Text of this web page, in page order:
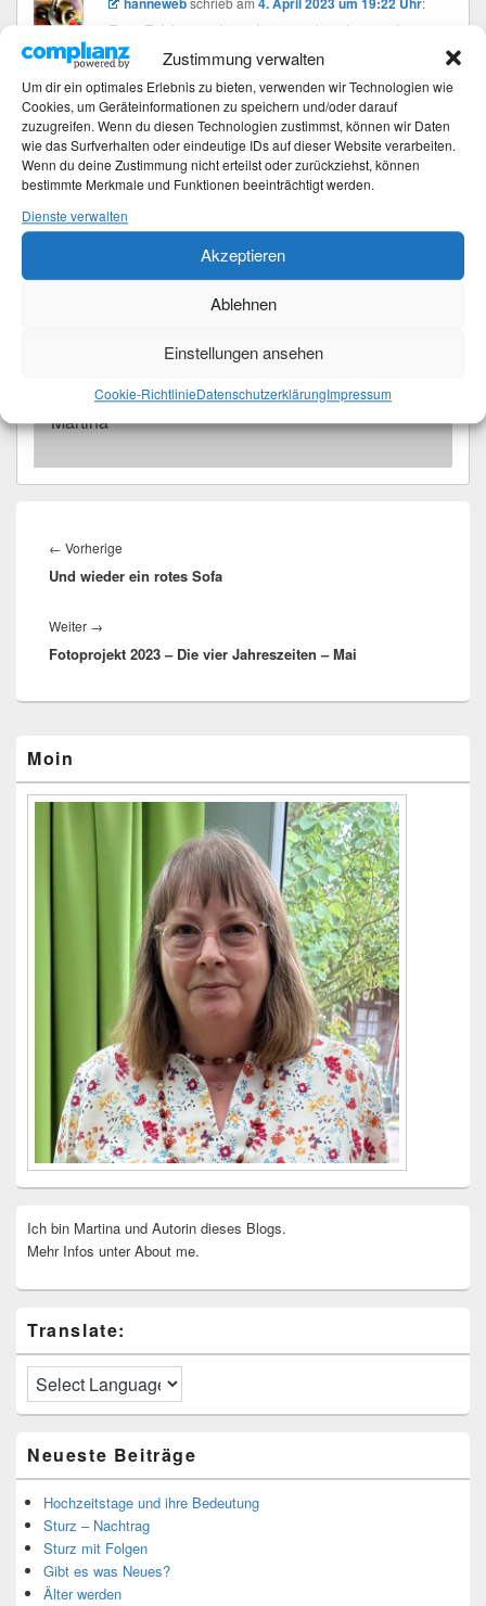
Zustimmung verwalten
Um dir ein optimales Erlebnis zu bieten, verwenden wir Technologien wie
Cookies, um Geräteinformationen zu speichern und/oder darauf
zuzugreifen. Wenn du diesen Technologien zustimmst, können wir Daten
wie das Surfverhalten oder eindeutige IDs auf dieser Website verarbeiten.
Wenn du deine Zustimmung nicht erteilst oder zurückziehst, können
bestimmte Merkmale und Funktionen beeinträchtigt werden.
Dienste verwalten
Akzeptieren
Ablehnen
Einstellungen ansehen
Cookie-RichtlinieDatenschutzerklärungImpressum
Das Bild ist sehr schön und es hat sich
offensichtlich schon einiges getan, auch an
dem kleinen Teich!
Nur schade, dass ich es zum genaueren
Anschauen hier nicht vergrößern kann.
Liebe Grüße und hab noch einen schönen
Abend
schriebam4. April 2023 um 19:43 Uhr:
das Bild werde ich auch noch groß einfügen.
Lieben Gruß
Martina
← Vorherige
Beitrag:
Und wieder ein rotes Sofa
Weiter →
Beitrag:
Fotoprojekt 2023 – Die vier Jahreszeiten – Mai
Seitenleisten-
Widgetbereich
Moin
Ich bin Martina und Autorin dieses Blogs.
Mehr Infos unter About me.
Translate:
Neueste Beiträge
Hochzeitstage und ihre Bedeutung
Sturz – Nachtrag
Sturz mit Folgen
Gibt es was Neues?
Älter werden